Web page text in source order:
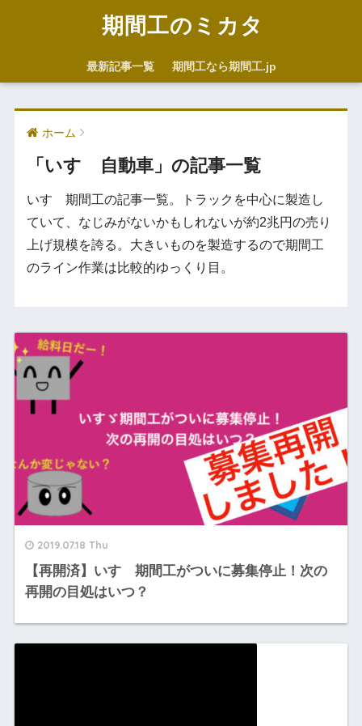
期間工のミカタ
最新記事一覧 期間工なら期間工.jp
ホーム
「いすゞ自動車」の記事一覧
いすゞ期間工の記事一覧。トラックを中心に製造し
ていて、なじみがないかもしれないが約2兆円の売り
上げ規模を誇る。大きいものを製造するので期間工
のライン作業は比較的ゆっくり目。
2019.07.18 Thu
【再開済】いすゞ期間工がついに募集停止！次の
再開の目処はいつ？